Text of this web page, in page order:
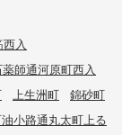
入
師通河原町西入
上生洲町
錦砂町
小路通丸太町上る